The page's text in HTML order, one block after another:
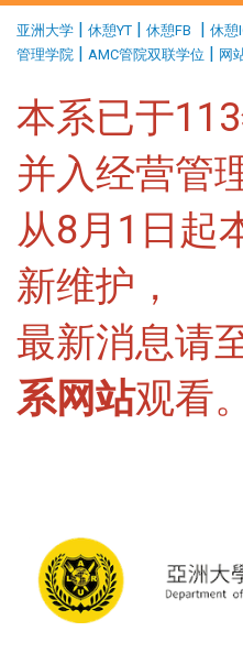
亚洲大学 | 休憩YT | 休憩FB | 休憩
管理学院 | AMC管院双联学位 | 网
本系已于
并入经营管
从8月1日起
新维护，
最新消息请
系网站观看。